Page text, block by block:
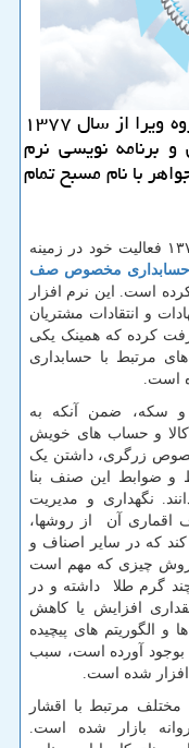
ام آی جی تی: شركت اشراق رایانه پژوه ویرا از سال ۱۳۷۷
و برنامه نویسی نرم
با نام مسبح تمام
شرکت اشراق رایانه پژوه ویرا از سال ۱۳۷۷ فعالیت خود در زمینه
حسابداری مخصوص صف
کرده است. این نرم افزار
و انتقادات مشتریان
کرده که همینک یکی
مرتبط با حسابداری
است.
و سکه، ضمن آنکه به
و حساب های خویش
زرگری، داشتن یک
و ضوابط این صنف بنا
نگهداری و مدیریت
آن از روشها،
که در سایر اصناف و
چیزی که مهم است
گرم طلا داشته و در
افزایش یا کاهش
الگوریتم های پیچیده
آورده است، سبب
شده است.
مختلف مرتبط با اقشار
بازار شده است.